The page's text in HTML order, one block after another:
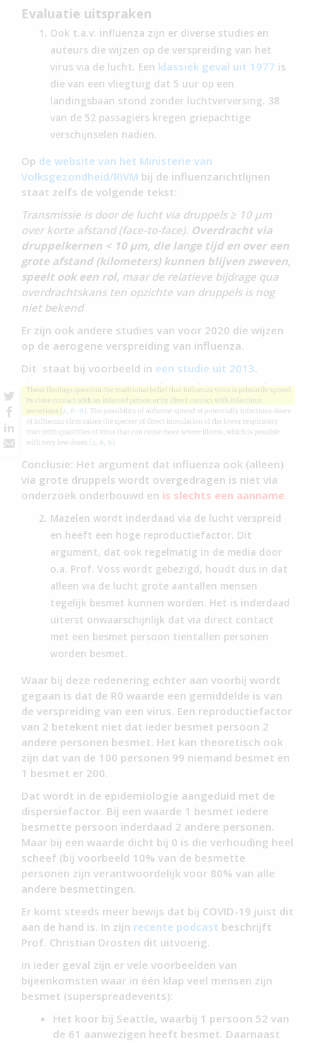
Evaluatie uitspraken
Ook t.a.v. influenza zijn er diverse studies en
auteurs die wijzen op de verspreiding van het
virus via de lucht. Een klassiek geval uit 1977 is
die van een vliegtuig dat 5 uur op een
landingsbaan stond zonder luchtverversing. 38
van de 52 passagiers kregen griepachtige
verschijnselen nadien.
Op de website van het Ministerie van
Volksgezondheid/RIVM bij de influenzarichtlijnen
staat zelfs de volgende tekst:
Transmissie is door de lucht via druppels ≥ 10 μm
over korte afstand (face-to-face). Overdracht via
druppelkernen < 10 μm, die lange tijd en over een
grote afstand (kilometers) kunnen blijven zweven,
speelt ook een rol, maar de relatieve bijdrage qua
overdrachtskans ten opzichte van druppels is nog
niet bekend
Er zijn ook andere studies van voor 2020 die wijzen
op de aerogene verspreiding van influenza.
Dit staat bij voorbeeld in een studie uit 2013.
Conclusie: Het argument dat influenza ook (alleen)
via grote druppels wordt overgedragen is niet via
onderzoek onderbouwd en is slechts een aanname.
Mazelen wordt inderdaad via de lucht verspreid
en heeft een hoge reproductiefactor. Dit
argument, dat ook regelmatig in de media door
o.a. Prof. Voss wordt gebezigd, houdt dus in dat
alleen via de lucht grote aantallen mensen
tegelijk besmet kunnen worden. Het is inderdaad
uiterst onwaarschijnlijk dat via direct contact
met een besmet persoon tientallen personen
worden besmet.
Waar bij deze redenering echter aan voorbij wordt
gegaan is dat de R0 waarde een gemiddelde is van
de verspreiding van een virus. Een reproductiefactor
van 2 betekent niet dat ieder besmet persoon 2
andere personen besmet. Het kan theoretisch ook
zijn dat van de 100 personen 99 niemand besmet en
1 besmet er 200.
Dat wordt in de epidemiologie aangeduid met de
dispersiefactor. Bij een waarde 1 besmet iedere
besmette persoon inderdaad 2 andere personen.
Maar bij een waarde dicht bij 0 is die verhouding heel
scheef (bij voorbeeld 10% van de besmette
personen zijn verantwoordelijk voor 80% van alle
andere besmettingen.
Er komt steeds meer bewijs dat bij COVID-19 juist dit
aan de hand is. In zijn recente podcast beschrijft
Prof. Christian Drosten dit uitvoerig.
In ieder geval zijn er vele voorbeelden van
bijeenkomsten waar in één klap veel mensen zijn
besmet (superspreadevents):
Het koor bij Seattle, waarbij 1 persoon 52 van
de 61 aanwezigen heeft besmet. Daarnaast